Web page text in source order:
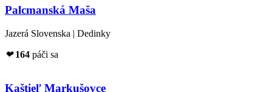
Palcmanská Maša
Jazerá Slovenska | Dedinky
❤ 164 páči sa
Kaštieľ Markušovce